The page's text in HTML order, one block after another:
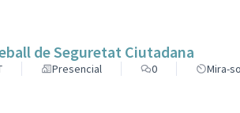
de Seguretat Ciutadana
Presencial 0 Mira-